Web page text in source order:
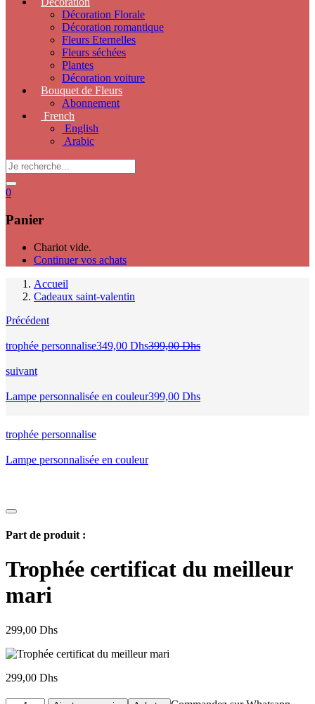
Décoration Florale
Décoration romantique
Fleurs Eternelles
Fleurs séchées
Plantes
Décoration voiture
Bouquet de Fleurs
Abonnement
French
English
Arabic
0
Panier
Chariot vide.
Continuer vos achats
Accueil
Cadeaux saint-valentin
Précédent
trophée personnalise349,00 DhsLe
349,00 Dhs.
399,00DhsLe
399,00 Dhs.
suivant
Lampe personnalisée en couleur399,00 Dhs
trophée personnalise
Lampe personnalisée en couleur
Part de produit :
Trophée certificat du meilleur
mari
299,00 Dhs
299,00 Dhs